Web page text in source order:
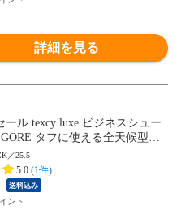
詳細を見る
ール texcy luxe ビジネスシュー
タフに使える全天候型ビ
ズ TU8001 TU8002 TU8003 T
TU8006 TU8007 テクシーリ
TEX ゴアテックス ゆったり
／25.5
5.0 (1件)
送料込み